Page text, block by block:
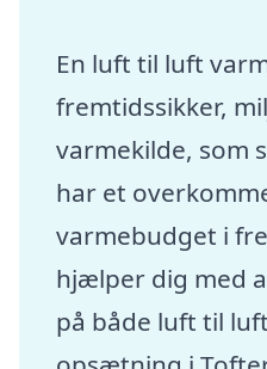
En luft til luft
fremtidssikker,
varmekilde, som
har et
varmebudget i
hjælper dig med
på både luft til